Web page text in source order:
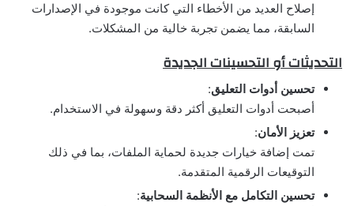
إصلاح العديد من الأخطاء التي كانت موجودة في الإصدارات
السابقة، مما يضمن تجربة خالية من المشكلات.
التحديثات أو التحسينات الجديدة
تحسين أدوات التعليق:
أصبحت أدوات التعليق أكثر دقة وسهولة في الاستخدام.
تعزيز الأمان:
تمت إضافة خيارات جديدة لحماية الملفات، بما في ذلك
التوقيعات الرقمية المتقدمة.
تحسين التكامل مع الأنظمة السحابية: